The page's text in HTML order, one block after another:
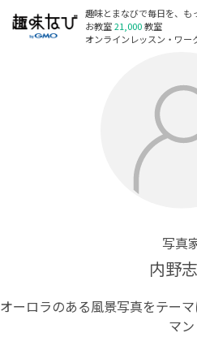
趣味とまなびで毎日を、も
お教室21,000教室
オンラインレッスン・ワ
写真
内野
オーロラのある風景写真をテー
マン